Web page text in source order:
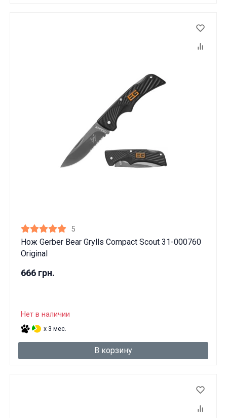
5
Нож Gerber Bear Grylls Compact Scout 31-000760
Original
666 грн.
Нет в наличии
x 3 мес.
В корзину